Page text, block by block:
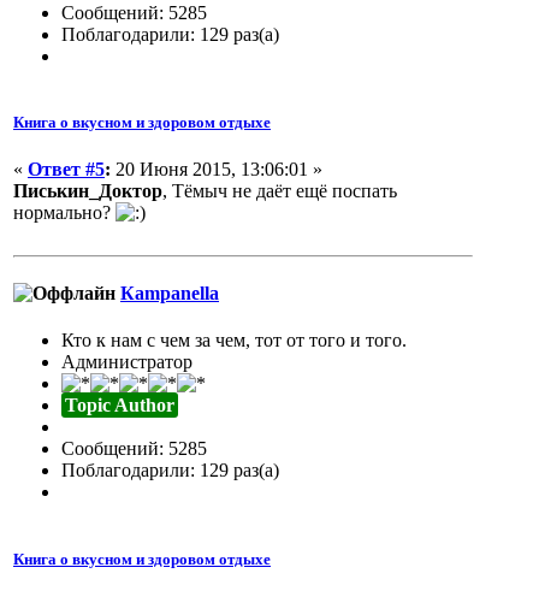
Сообщений: 5285
Поблагодарили: 129 раз(а)
Книга о вкусном и здоровом отдыхе
« Ответ #5: 20 Июня 2015, 13:06:01 »
Писькин_Доктор, Тёмыч не даёт ещё поспать
нормально?
Кampanella
Кто к нам с чем за чем, тот от того и того.
Администратор
Topic Author
Сообщений: 5285
Поблагодарили: 129 раз(а)
Книга о вкусном и здоровом отдыхе